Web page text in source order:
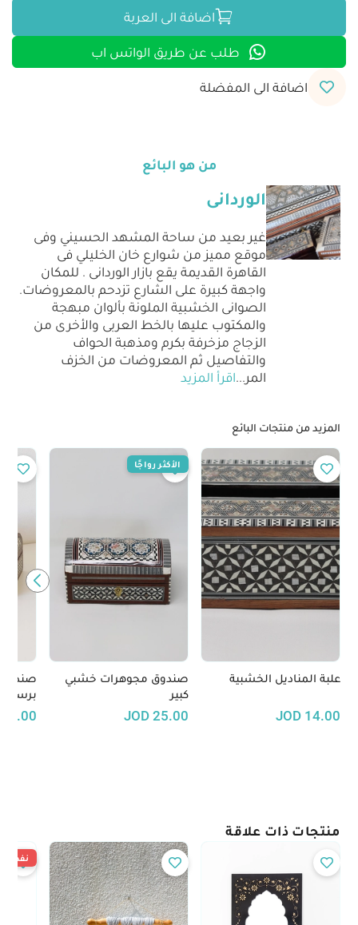
اضافة الى العربة
طلب عن طريق الواتس اب
اضافة الى المفضلة
من هو البائع
الوردانى
غير بعيد من ساحة المشهد الحسيني وفى
موقع مميز من شوارع خان الخليلي فى
القاهرة القديمة يقع بازار الوردانى . للمكان
واجهة كبيرة على الشارع تزدحم بالمعروضات.
الصوانى الخشبية الملونة بألوان مبهجة
والمكتوب عليها بالخط العربى والأخرى من
الزجاج مزخرفة بكرم ومذهبة الحواف
والتفاصيل ثم المعروضات من الخزف
المر...اقرأ المزيد
المزيد من منتجات البائع
علبة المناديل الخشبية
14.00
JOD
صندوق مجوهرات خشبي
كبير
25.00
JOD
الأكثر رواجًا
22.00
منتجات ذات علاقة
نفدت